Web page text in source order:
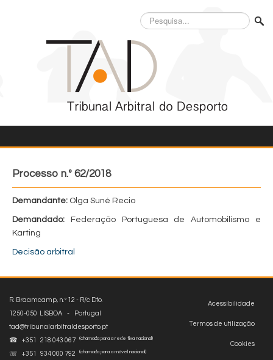
Pesquisa...
Processo n.º 62/2018
Demandante: Olga Suné Recio
Demandado: Federação Portuguesa de Automobilismo e
Karting
Decisão arbitral
Acessibilidade
Termos de utilização
Cookies
R. Braamcamp, n.º 12 - R/c Dto.
1250-050 LISBOA - Portugal
tad@tribunalarbitraldesporto.pt
☎ +351 218 043 067
(chamada para a rede fixa nacional)
☏ +351 934 000 792 (chamada para a móvel nacional)